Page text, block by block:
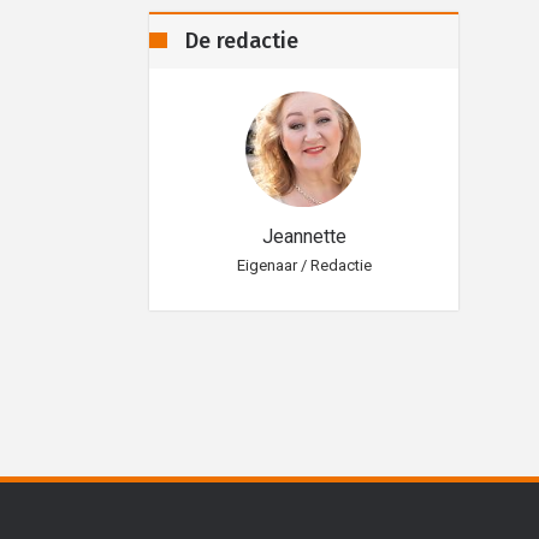
De redactie
Jeannette
Eigenaar / Redactie